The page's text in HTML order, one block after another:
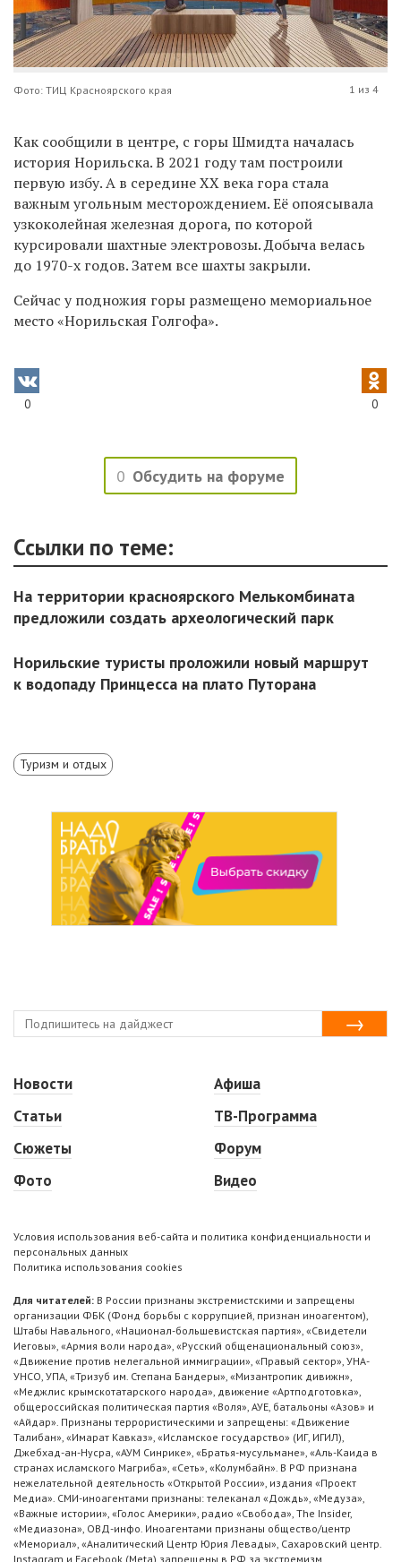
Фото: ТИЦ Красноярского края 1 из 4
Как сообщили в центре, с горы Шмидта началась
история Норильска. В 2021 году там построили
первую избу. А в середине XX века гора стала
важным угольным месторождением. Её опоясывала
узкоколейная железная дорога, по которой
курсировали шахтные электровозы. Добыча велась
до 1970-х годов. Затем все шахты закрыли.
Сейчас у подножия горы размещено мемориальное
место «Норильская Голгофа».
0 0
0 Обсудить на форуме
Ссылки по теме:
На территории красноярского Мелькомбината
предложили создать археологический парк
Норильские туристы проложили новый маршрут
к водопаду Принцесса на плато Путорана
Туризм и отдых
Новости
Статьи
Сюжеты
Фото
Афиша
ТВ-Программа
Форум
Видео
Условия использования веб-сайта и политика конфиденциальности и
персональных данных
Политика использования cookies
Для читателей: В России признаны экстремистскими и запрещены
организации ФБК (Фонд борьбы с коррупцией, признан иноагентом),
Штабы Навального, «Национал-большевистская партия», «Свидетели
Иеговы», «Армия воли народа», «Русский общенациональный союз»,
«Движение против нелегальной иммиграции», «Правый сектор», УНА-
УНСО, УПА, «Тризуб им. Степана Бандеры», «Мизантропик дивижн»,
«Меджлис крымскотатарского народа», движение «Артподготовка»,
общероссийская политическая партия «Воля», АУЕ, батальоны «Азов» и
«Айдар». Признаны террористическими и запрещены: «Движение
Талибан», «Имарат Кавказ», «Исламское государство» (ИГ, ИГИЛ),
Джебхад-ан-Нусра, «АУМ Синрике», «Братья-мусульмане», «Аль-Каида в
странах исламского Магриба», «Сеть», «Колумбайн». В РФ признана
нежелательной деятельность «Открытой России», издания «Проект
Медиа». СМИ-иноагентами признаны: телеканал «Дождь», «Медуза»,
«Важные истории», «Голос Америки», радио «Свобода», The Insider,
«Медиазона», ОВД-инфо. Иноагентами признаны общество/центр
«Мемориал», «Аналитический Центр Юрия Левады», Сахаровский центр.
Instagram и Facebook (Metа) запрещены в РФ за экстремизм.